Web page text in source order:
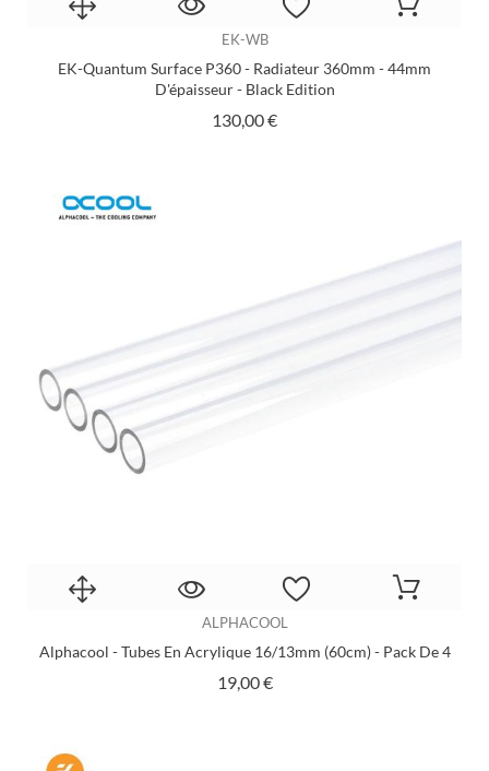
EK-WB
EK-Quantum Surface P360 - Radiateur 360mm - 44mm
D'épaisseur - Black Edition
130,00 €Prix
ALPHACOOL
Alphacool - Tubes En Acrylique 16/13mm (60cm) - Pack De 4
19,00 €Prix